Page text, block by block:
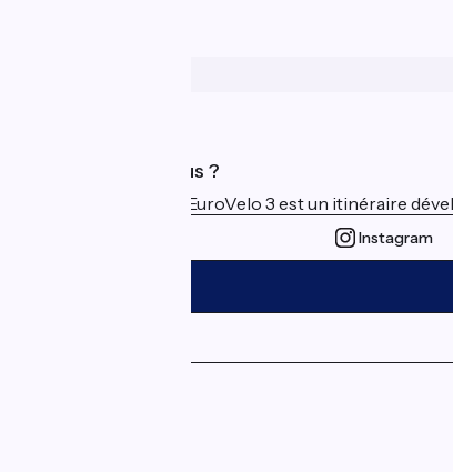
Qui sommes-nous ?
La Scandibérique-EuroVelo 3 est un itinéraire
Instagram